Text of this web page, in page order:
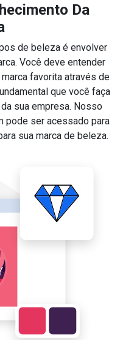
Da
de beleza é envolver
Você deve entender
favorita através de
que você faça
sua empresa. Nosso
pode ser acessado para
sua marca de beleza.